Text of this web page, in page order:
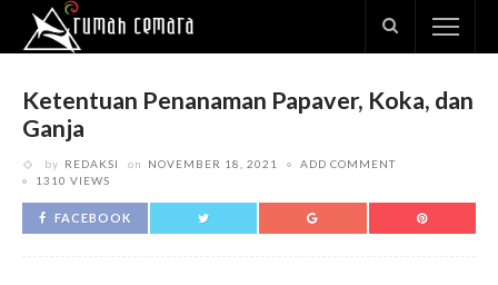
Ketentuan Penanaman Papaver, Koka, dan
Ganja
by REDAKSI on NOVEMBER 18, 2021
ADD COMMENT
1310 VIEWS
FACEBOOK